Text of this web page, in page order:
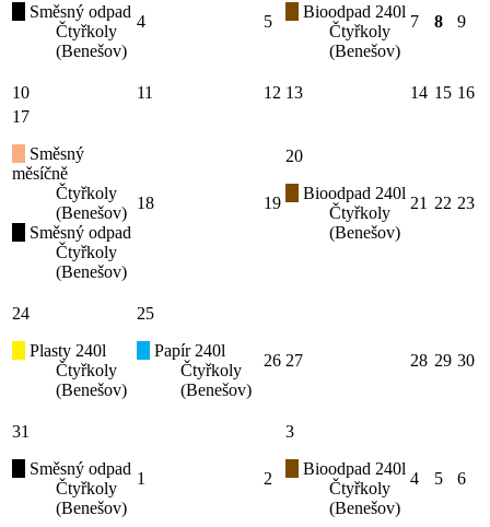
Směsný odpad
Čtyřkoly
(Benešov)
4 5
Bioodpad 240l
Čtyřkoly
(Benešov)
7 8 9
10 11 12 13 14 15 16
17
Směsný
měsíčně
Čtyřkoly
(Benešov)
Směsný odpad
Čtyřkoly
(Benešov)
18 19
20
Bioodpad 240l
Čtyřkoly
(Benešov)
21 22 23
24
Plasty 240l
Čtyřkoly
(Benešov)
25
Papír 240l
Čtyřkoly
(Benešov)
26 27 28 29 30
31
Směsný odpad
Čtyřkoly
(Benešov)
1 2
3
Bioodpad 240l
Čtyřkoly
(Benešov)
4 5 6